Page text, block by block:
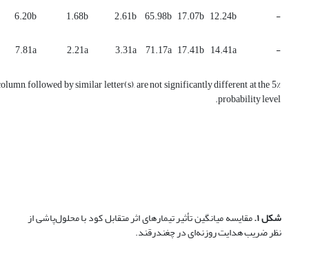
-
12.24b
17.07b
65.98b
2.61b
1.68b
6.20b
-
14.41a
17.41b
71.17a
3.31a
2.21a
7.81a
followed by similar letter(s), are not significantly different at the 5%
probability level.
شکل۱.مقایسه میانگین تأثیر تیمارهای اثر متقابل کود با محلول‌پاشی از
نظر ضریب هدایت روزنه‌ای در چغندرقند.